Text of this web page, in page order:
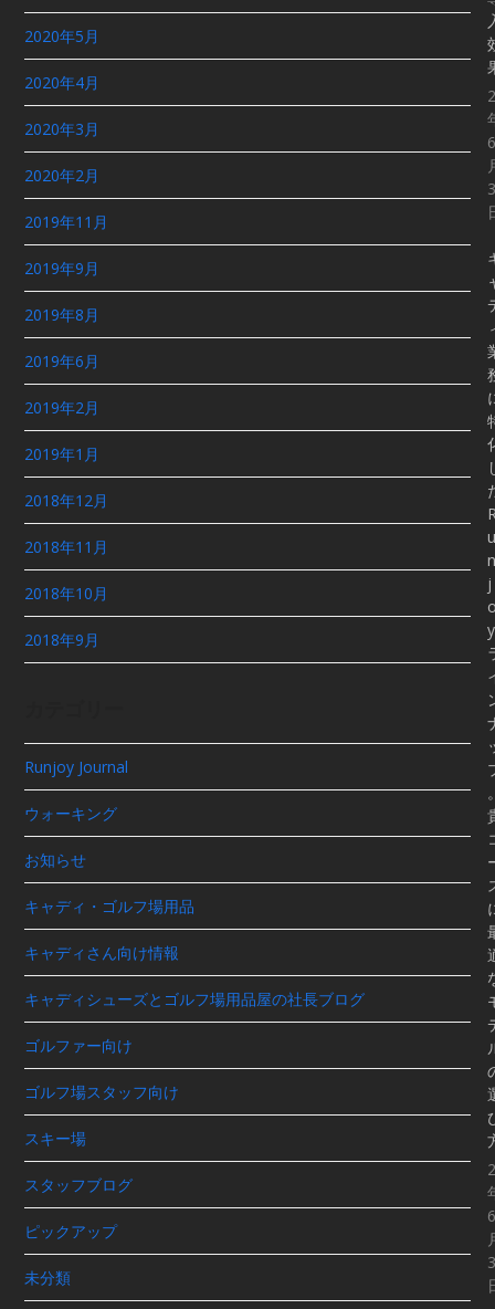
2020年5月
2020年4月
2020年3月
2020年2月
2019年11月
2019年9月
2019年8月
2019年6月
2019年2月
2019年1月
2018年12月
2018年11月
2018年10月
2018年9月
Runjoy Journal
ウォーキング
お知らせ
キャディ・ゴルフ場用品
キャディさん向け情報
キャディシューズとゴルフ場用品屋の社長ブログ
ゴルファー向け
ゴルフ場スタッフ向け
スキー場
スタッフブログ
ピックアップ
未分類
6
u
n
j
y
6